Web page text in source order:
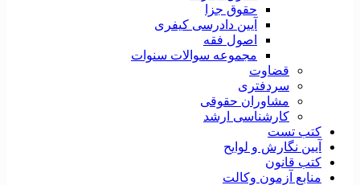
حقوق جزا
آیین دادرسی کیفری
اصول فقه
مجموعه سوالات سنوات
قضاوت
سردفتری
مشاوران حقوقی
کارشناسی ارشد
کتب تست
آیین نگارش و لوایح
کتب قانون
منابع آزمون وکالت